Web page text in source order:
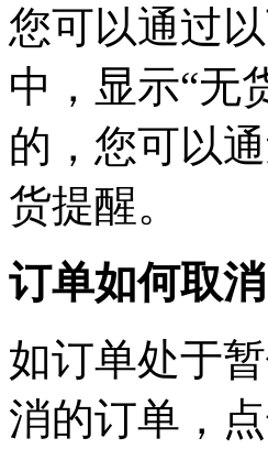
您可以通过
中，显示“无
的，您可以
货提醒。
订单如何取消
如订单处于
消的订单，